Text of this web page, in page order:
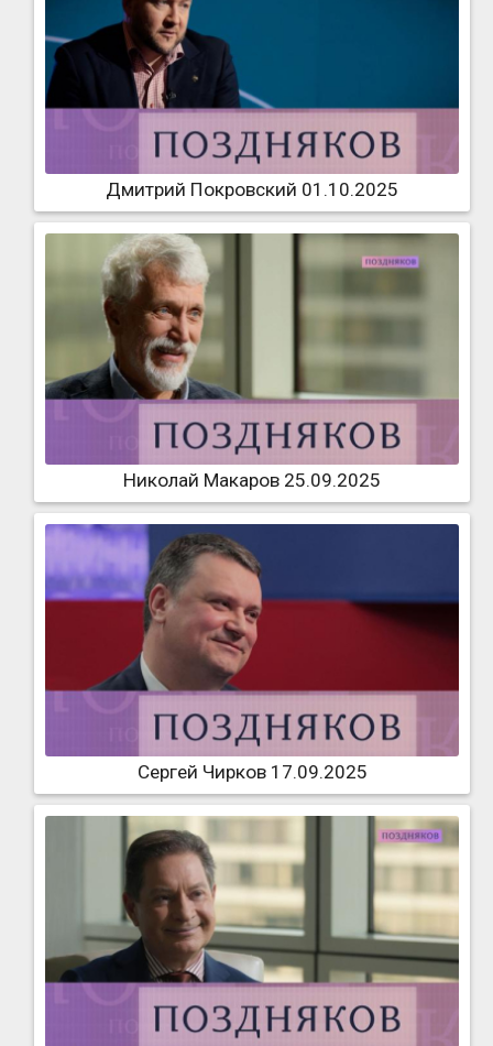
Дмитрий Покровский 01.10.2025
Николай Макаров 25.09.2025
Сергей Чирков 17.09.2025